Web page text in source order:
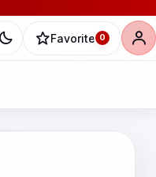
Favorite 0